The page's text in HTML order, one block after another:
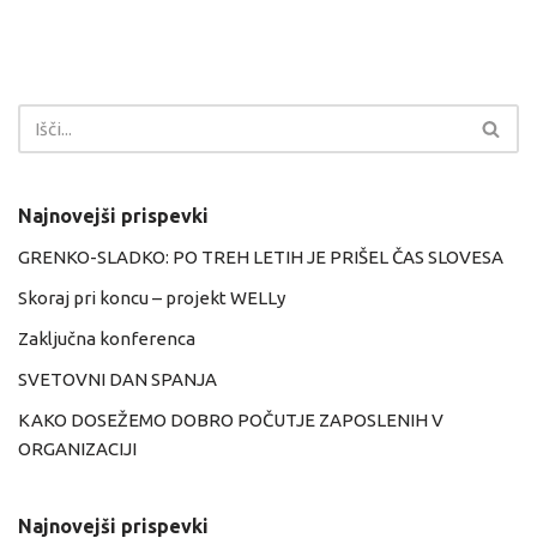
Najnovejši prispevki
GRENKO-SLADKO: PO TREH LETIH JE PRIŠEL ČAS SLOVESA
Skoraj pri koncu – projekt WELLy
Zaključna konferenca
SVETOVNI DAN SPANJA
KAKO DOSEŽEMO DOBRO POČUTJE ZAPOSLENIH V
ORGANIZACIJI
Najnovejši prispevki